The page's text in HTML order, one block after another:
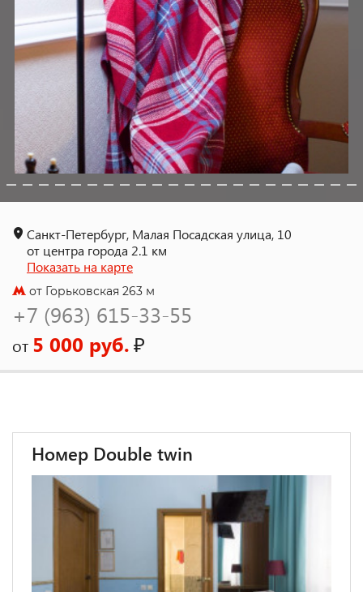
Санкт-Петербург, Малая Посадская улица, 10
от центра города 2.1 км
Показать на карте
от Горьковская 263 м
+7 (963) 615-33-55
от 5 000 руб.₽
Номер Double twin